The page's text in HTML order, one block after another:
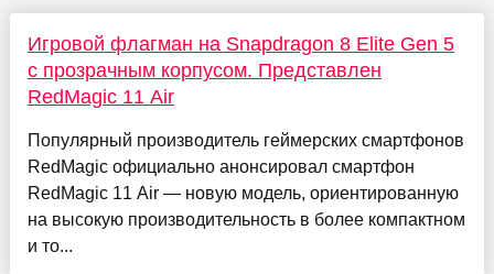
Игровой флагман на Snapdragon 8 Elite Gen 5
с прозрачным корпусом. Представлен
RedMagic 11 Air
Популярный производитель геймерских смартфонов
RedMagic официально анонсировал смартфон
RedMagic 11 Air — новую модель, ориентированную
на высокую производительность в более компактном
и то...